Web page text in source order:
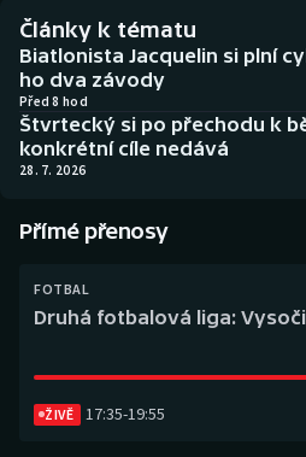
Biatlon
Boby a skeleton
Box
Curling
Aplikace ČT sport
AZ kvíz
Články k tématu
Biatlonista Jacquelin si plní
ho dva závody
Před 8 hod
Štvrtecký si po přechodu k
konkrétní cíle nedává
28. 7. 2026
Přímé přenosy
FOTBAL
Druhá fotbalová liga:
ŽIVĚ 17:35-19:55